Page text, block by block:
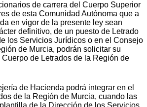
de carrera del Cuerpo Superior
de esta Comunidad Autónoma que a
en vigor de la presente ley sean
definitivo, de un puesto de Letrado
los Servicios Jurídicos o en el Consejo
de Murcia, podrán solicitar su
de Letrados de la Región de
de Hacienda podrá integrar en el
de la Región de Murcia, cuando las